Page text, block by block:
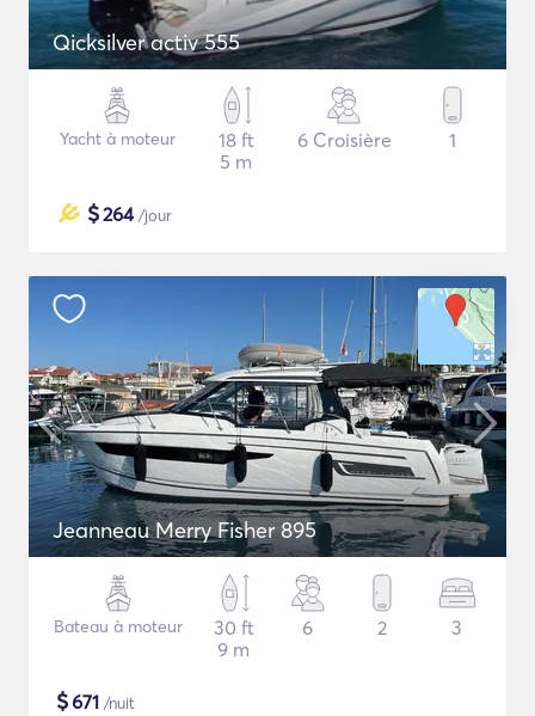
Qicksilver activ 555
Yacht à moteur
18 ft
5 m
6 Croisière 1
$264/jour
Jeanneau Merry Fisher 895
Bateau à moteur
30 ft
9 m
6 2 3
$671 /nuit